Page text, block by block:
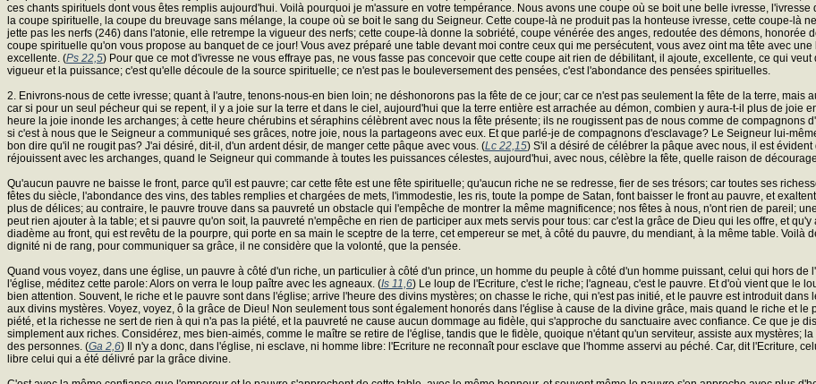
ces chants spirituels dont vous êtes remplis aujourd'hui. Voilà pourquoi je m'assure en votre tempérance. Nous avons une coupe où se boit une belle ivresse,
la coupe spirituelle, la coupe du breuvage sans mélange, la coupe où se boit le sang du Seigneur. Cette coupe-là ne produit pas la honteuse ivresse, cette coupe-là
jette pas les nerfs (246) dans l'atonie, elle retrempe la vigueur des nerfs; cette coupe-là donne la sobriété, coupe vénérée des anges, redoutée des démons, honorée
coupe spirituelle qu'on vous propose au banquet de ce jour! Vous avez préparé une table devant moi contre ceux qui me persécutent, vous avez oint ma tête avec
excellente. (Ps 22,5) Pour que ce mot d'ivresse ne vous effraye pas, ne vous fasse pas concevoir que cette coupe ait rien de débilitant, il ajoute, excellente, ce qui
vigueur et la puissance; c'est qu'elle découle de la source spirituelle; ce n'est pas le bouleversement des pensées, c'est l'abondance des pensées spirituelles.
2. Enivrons-nous de cette ivresse; quant à l'autre, tenons-nous-en bien loin; ne déshonorons pas la fête de ce jour; car ce n'est pas seulement la fête de la terre,
car si pour un seul pécheur qui se repent, il y a joie sur la terre et dans le ciel, aujourd'hui que la terre entière est arrachée au démon, combien y aura-t-il plus de joie
heure la joie inonde les archanges; à cette heure chérubins et séraphins célèbrent avec nous la fête présente; ils ne rougissent pas de nous comme de compagnons
si c'est à nous que le Seigneur a communiqué ses grâces, notre joie, nous la partageons avec eux. Et que parlé-je de compagnons d'esclavage? Le Seigneur lui-
bon dire qu'il ne rougit pas? J'ai désiré, dit-il, d'un ardent désir, de manger cette pâque avec vous. (Lc 22,15) S'il a désiré de célébrer la pâque avec nous, il est
réjouissent avec les archanges, quand le Seigneur qui commande à toutes les puissances célestes, aujourd'hui, avec nous, célèbre la fête, quelle raison de
Qu'aucun pauvre ne baisse le front, parce qu'il est pauvre; car cette fête est une fête spirituelle; qu'aucun riche ne se redresse, fier de ses trésors; car toutes ses
fêtes du siècle, l'abondance des vins, des tables remplies et chargées de mets, l'immodestie, les ris, toute la pompe de Satan, font baisser le front au pauvre, et
plus de délices; au contraire, le pauvre trouve dans sa pauvreté un obstacle qui l'empêche de montrer la même magnificence; nos fêtes à nous, n'ont rien de pareil;
peut rien ajouter à la table; et si pauvre qu'on soit, la pauvreté n'empêche en rien de participer aux mets servis pour tous: car c'est la grâce de Dieu qui les offre, et
diadème au front, qui est revêtu de la pourpre, qui porte en sa main le sceptre de la terre, cet empereur se met, à côté du pauvre, du mendiant, à la même table.
dignité ni de rang, pour communiquer sa grâce, il ne considère que la volonté, que la pensée.
Quand vous voyez, dans une église, un pauvre à côté d'un riche, un particulier à côté d'un prince, un homme du peuple à côté d'un homme puissant, celui qui hors
l'église, méditez cette parole: Alors on verra le loup paître avec les agneaux. (Is 11,6) Le loup de l'Ecriture, c'est le riche; l'agneau, c'est le pauvre. Et d'où vient que le
bien attention. Souvent, le riche et le pauvre sont dans l'église; arrive l'heure des divins mystères; on chasse le riche, qui n'est pas initié, et le pauvre est introduit
aux divins mystères. Voyez, voyez, ô la grâce de Dieu! Non seulement tous sont également honorés dans l'église à cause de la divine grâce, mais quand le riche et
piété, et la richesse ne sert de rien à qui n'a pas la piété, et la pauvreté ne cause aucun dommage au fidèle, qui s'approche du sanctuaire avec confiance. Ce que je
simplement aux riches. Considérez, mes bien-aimés, comme le maître se retire de l'église, tandis que le fidèle, quoique n'étant qu'un serviteur, assiste aux mystères;
des personnes. (Ga 2,6) Il n'y a donc, dans l'église, ni esclave, ni homme libre: l'Ecriture ne reconnaît pour esclave que l'homme asservi au péché. Car, dit l'Ecriture,
libre celui qui a été délivré par la grâce divine.